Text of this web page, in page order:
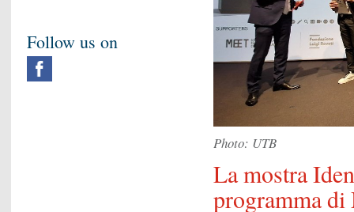
Photo: UTB
La mostra
programma
Follow us on